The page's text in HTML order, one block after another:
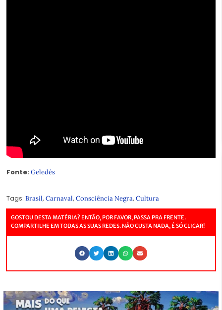
Fonte: Geledés
Tags: Brasil, Carnaval, Consciência Negra, Cultura
GOSTOU DESTA MATÉRIA? ENTÃO, POR FAVOR, PASSA PRA FRENTE.
COMPARTILHE EM TODAS AS SUAS REDES. NÃO CUSTA NADA, É SÓ CLICAR!